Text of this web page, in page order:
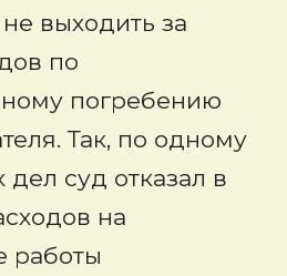
выходить за
по
погребению
Так, по одному
дел суд отказал в
на
работы